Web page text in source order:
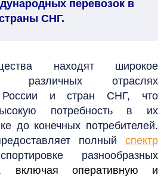
перевозок в
СНГ.
находят широкое
различных отраслях
России и стран СНГ, что
потребность в их
до конечных потребителей.
полный спектр
разнообразных
включая оперативную и